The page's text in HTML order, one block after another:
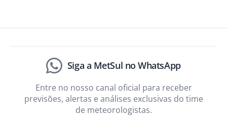
Siga a MetSul no WhatsApp
Entre no nosso canal oficial para receber
previsões, alertas e análises exclusivas do time
de meteorologistas.